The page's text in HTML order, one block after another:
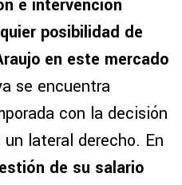
e intervención
posibilidad de
en este mercado
se encuentra
con la decisión
lateral derecho. En
de su salario